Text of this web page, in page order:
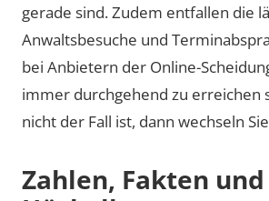
gerade sind. Zudem entfallen die
Anwaltsbesuche und
bei Anbietern der Online-
immer durchgehend zu erreichen
nicht der Fall ist, dann wechseln
Zahlen, Fakten